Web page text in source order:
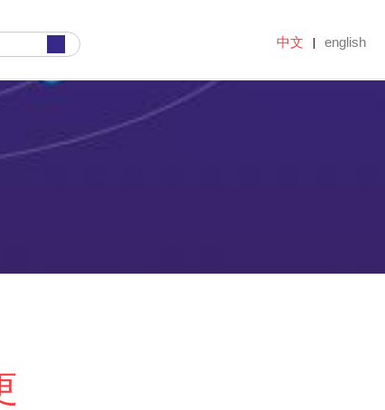
中文 english